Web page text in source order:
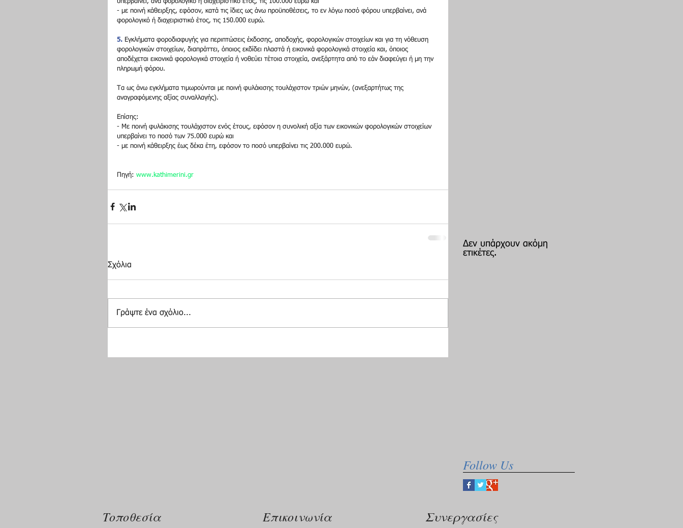
- με ποινή κάθειρξης, εφόσον, κατά τις ίδιες ως άνω προϋποθέσεις, το εν λόγω ποσό φόρου υπερβαίνει, ανά
φορολογικό ή διαχειριστικό έτος, τις 150.000 ευρώ.
5. Εγκλήματα φοροδιαφυγής για περιπτώσεις έκδοσης, αποδοχής, φορολογικών στοιχείων και για τη νόθευση
φορολογικών στοιχείων, διαπράττει, όποιος εκδίδει πλαστά ή εικονικά φορολογικά στοιχεία και, όποιος
αποδέχεται εικονικά φορολογικά στοιχεία ή νοθεύει τέτοια στοιχεία, ανεξάρτητα από το εάν διαφεύγει ή μη την
πληρωμή φόρου.
Τα ως άνω εγκλήματα τιμωρούνται με ποινή φυλάκισης τουλάχιστον τριών μηνών, (ανεξαρτήτως της
αναγραφόμενης αξίας συναλλαγής).
Επίσης:
- Με ποινή φυλάκισης τουλάχιστον ενός έτους, εφόσον η συνολική αξία των εικονικών φορολογικών στοιχείων
υπερβαίνει το ποσό των 75.000 ευρώ και
- με ποινή κάθειρξης έως δέκα έτη, εφόσον το ποσό υπερβαίνει τις 200.000 ευρώ.
Πηγή: www.kathimerini.gr
Σχόλια
Γράψτε ένα σχόλιο...
Δεν υπάρχουν ακόμη
ετικέτες.
Follow Us
Τοποθεσία Επικοινωνία Συνεργασίες